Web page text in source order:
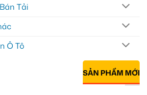
Tải
Ô Tô
SẢN PHẨM MỚI